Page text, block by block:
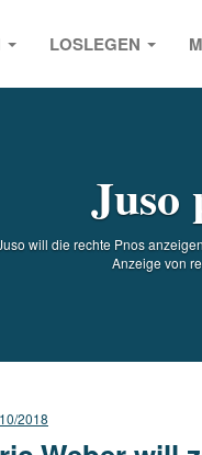
LOSLEGEN
Juso
will die rechte Pnos
Anzeige von
2018